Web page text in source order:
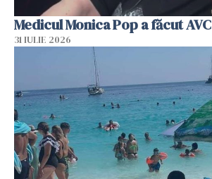
Medicul Monica Pop a făcut AVC
31 IULIE 2026